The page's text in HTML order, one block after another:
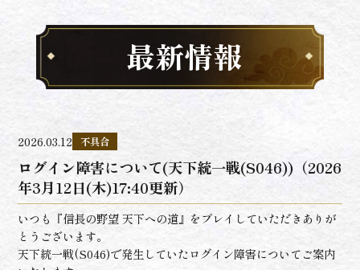
最新情報
2026.03.12 不具合
ログイン障害について(天下統一戦(S046))（2026
年3月12日(木)17:40更新）
いつも『信長の野望 天下への道』をプレイしていただきありが
とうございます。
天下統一戦(S046)で発生していたログイン障害についてご案内